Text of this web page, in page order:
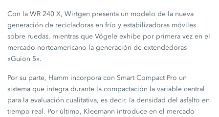
Con la WR 240 X, Wirtgen presenta un modelo de la nueva
generación de recicladoras en frío y estabilizadoras móviles
sobre ruedas, mientras que Vögele exhibe por primera vez en el
mercado norteamericano la generación de extendedoras
«Guion 5».
Por su parte, Hamm incorpora con Smart Compact Pro un
sistema que integra durante la compactación la variable central
para la evaluación cualitativa, es decir, la densidad del asfalto en
tiempo real. Por último, Kleemann introduce en el mercado